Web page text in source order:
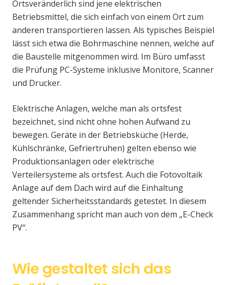
Ortsveränderlich sind jene elektrischen
Betriebsmittel, die sich einfach von einem Ort zum
anderen transportieren lassen. Als typisches Beispiel
lässt sich etwa die Bohrmaschine nennen, welche auf
die Baustelle mitgenommen wird. Im Büro umfasst
die Prüfung PC-Systeme inklusive Monitore, Scanner
und Drucker.
Elektrische Anlagen, welche man als ortsfest
bezeichnet, sind nicht ohne hohen Aufwand zu
bewegen. Geräte in der Betriebsküche (Herde,
Kühlschränke, Gefriertruhen) gelten ebenso wie
Produktionsanlagen oder elektrische
Verteilersysteme als ortsfest. Auch die Fotovoltaik
Anlage auf dem Dach wird auf die Einhaltung
geltender Sicherheitsstandards getestet. In diesem
Zusammenhang spricht man auch von dem „E-Check
PV“.
Wie gestaltet sich das